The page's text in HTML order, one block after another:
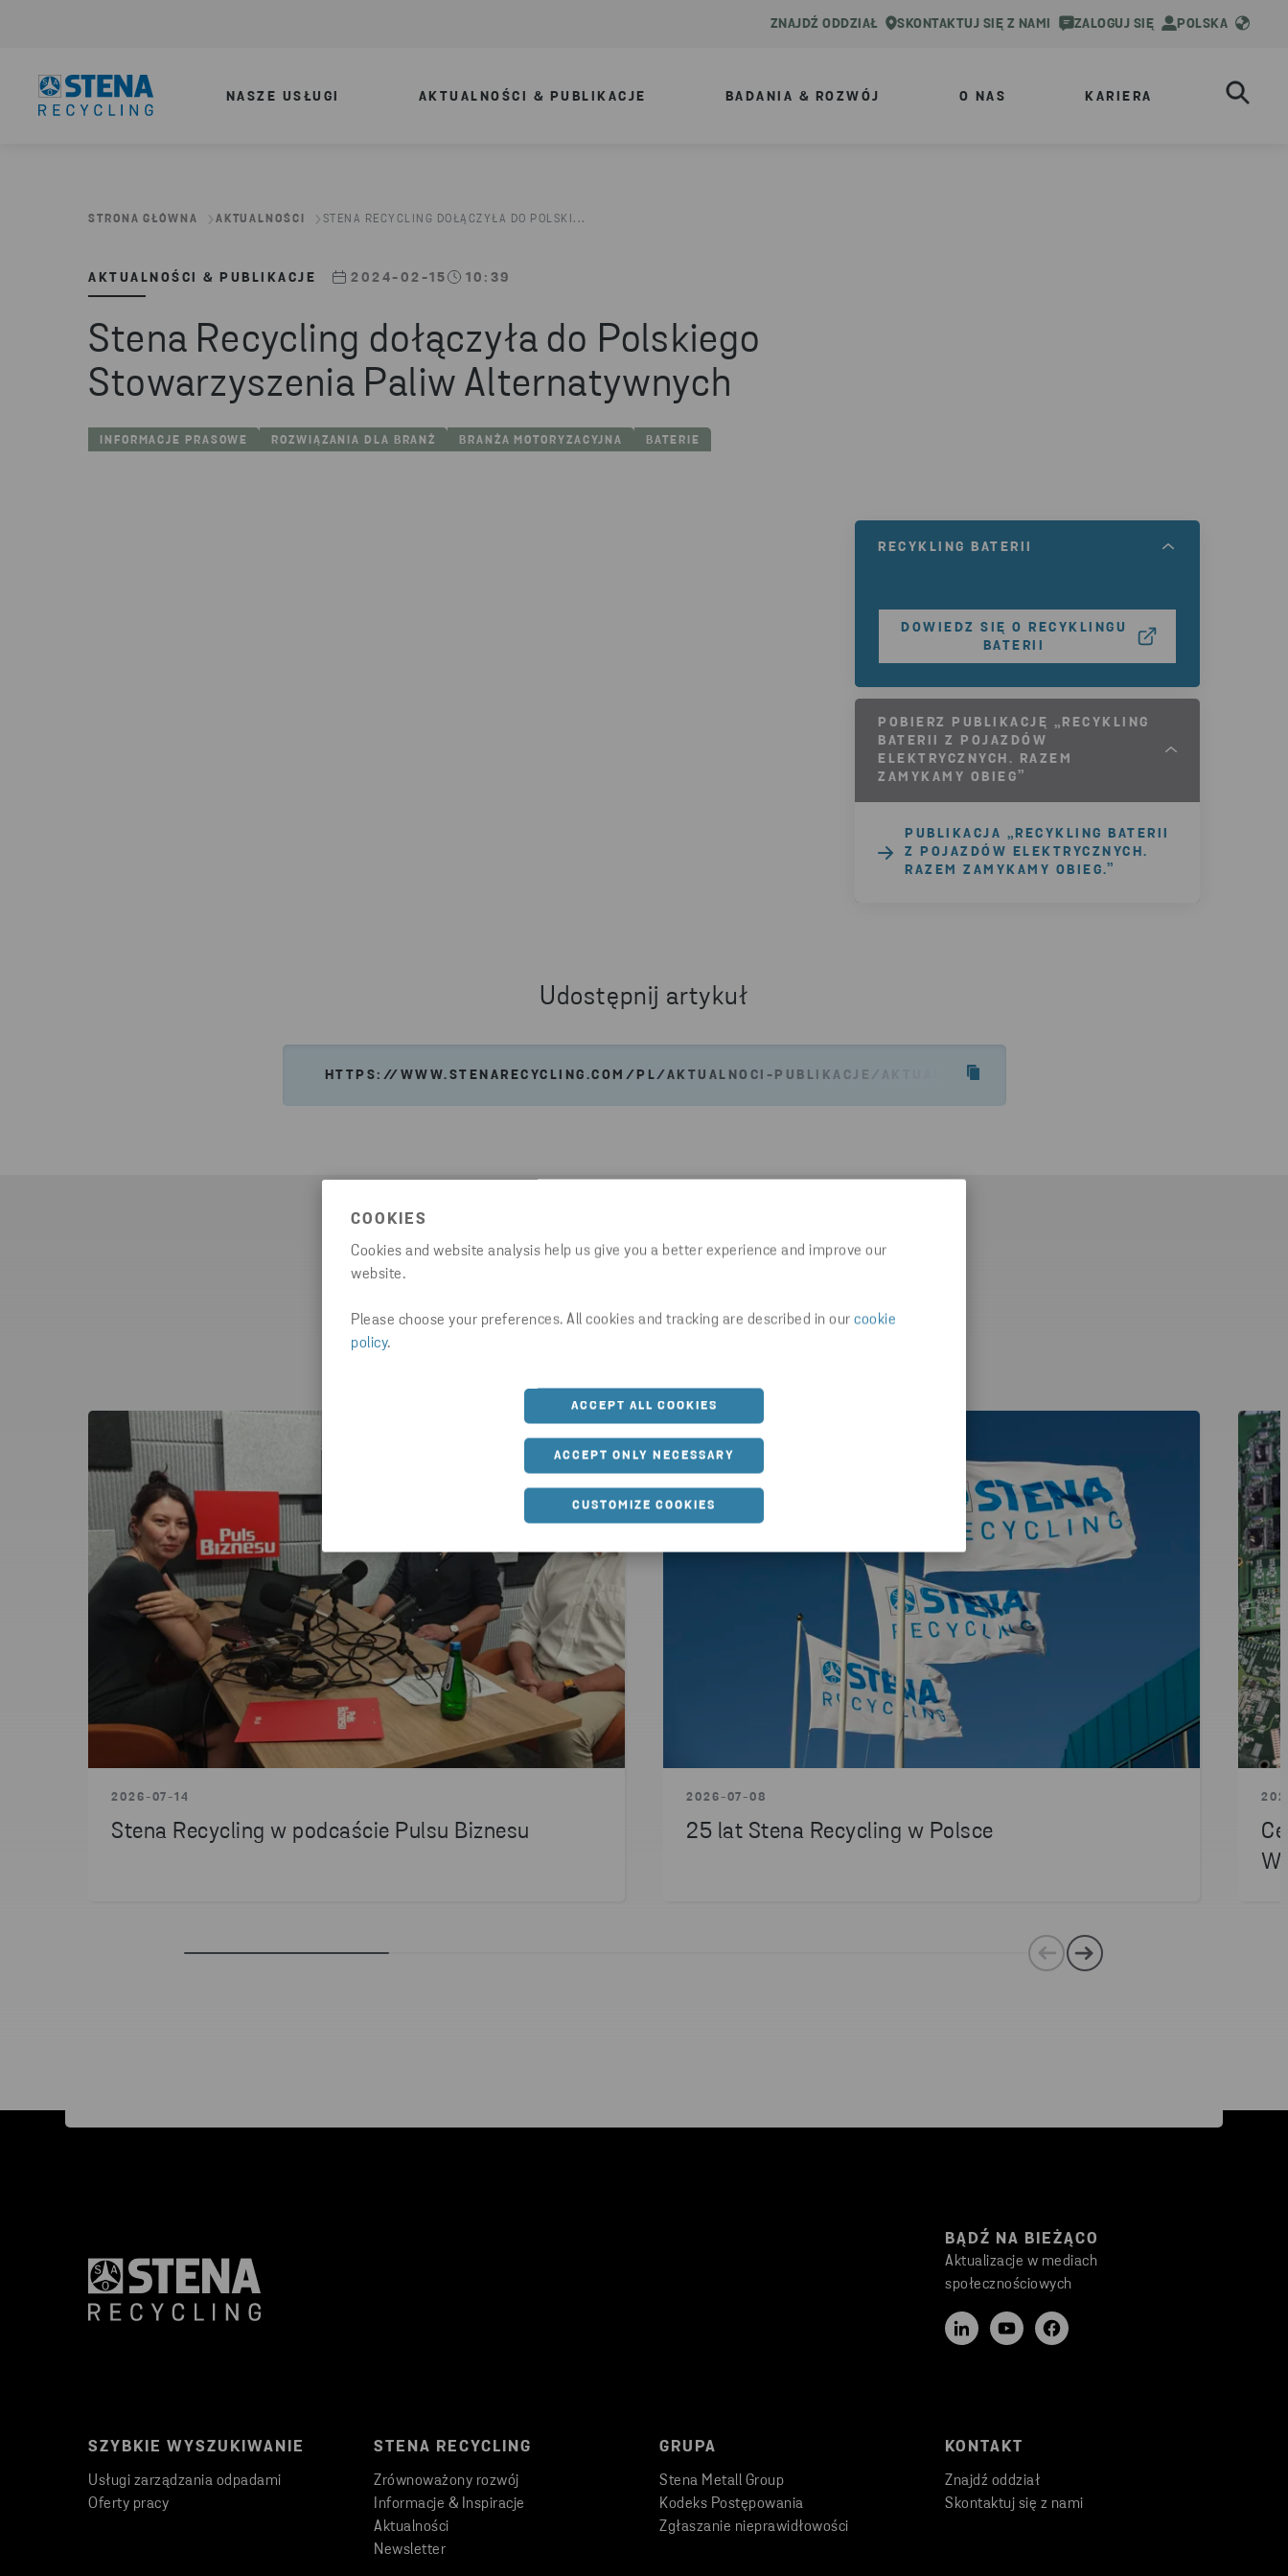
COOKIES
Cookies and website analysis help us give you a better experience and improve our
website.
Please choose your preferences. All cookies and tracking are described in our cookie
policy.
ACCEPT ALL COOKIES
ACCEPT ONLY NECESSARY
CUSTOMIZE COOKIES
ZNAJDŹ ODDZIAŁ SKONTAKTUJ SIĘ Z NAMI ZALOGUJ SIĘ POLSKA
NASZE USŁUGI AKTUALNOŚCI & PUBLIKACJE BADANIA & ROZWÓJ O NAS KARIERA
STRONA GŁÓWNA AKTUALNOŚCI STENA RECYCLING DOŁĄCZYŁA DO POLSKI...
AKTUALNOŚCI & PUBLIKACJE 2024-02-15 10:39
Stena Recycling dołączyła do Polskiego
Stowarzyszenia Paliw Alternatywnych
INFORMACJE PRASOWE ROZWIĄZANIA DLA BRANŻ BRANŻA MOTORYZACYJNA BATERIE
RECYKLING BATERII
DOWIEDZ SIĘ O RECYKLINGU
BATERII
POBIERZ PUBLIKACJĘ „RECYKLING
BATERII Z POJAZDÓW
ELEKTRYCZNYCH. RAZEM
ZAMYKAMY OBIEG”
PUBLIKACJA „RECYKLING BATERII
Z POJAZDÓW ELEKTRYCZNYCH.
RAZEM ZAMYKAMY OBIEG.”
Udostępnij artykuł
HTTPS://WWW.STENARECYCLING.COM/PL/AKTUALNOCI-PUBLIKACJE/AKTUALNOSCI/2024/STENA-RECYCLING-DOCZYA-
Aktualności
2026-07-14
Stena Recycling w podcaście Pulsu Biznesu
2026-07-08
25 lat Stena Recycling w Polsce
BĄDŹ NA BIEŻĄCO
Aktualizacje w mediach
społecznościowych
SZYBKIE WYSZUKIWANIE
Usługi zarządzania odpadami
Oferty pracy
STENA RECYCLING
Zrównoważony rozwój
Informacje & Inspiracje
Aktualności
Newsletter
GRUPA
Stena Metall Group
Kodeks Postępowania
Zgłaszanie nieprawidłowości
KONTAKT
Znajdź oddział
Skontaktuj się z nami